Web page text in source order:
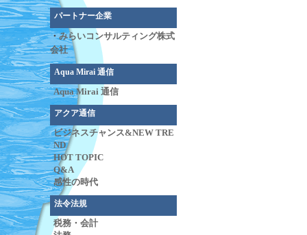
パートナー企業
・みらいコンサルティング株式
会社
Aqua Mirai 通信
Aqua Mirai 通信
アクア通信
ビジネスチャンス&NEW TRE
ND
HOT TOPIC
Q&A
感性の時代
法令法規
税務・会計